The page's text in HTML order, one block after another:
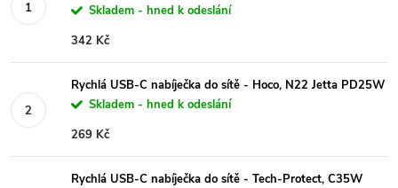
Skladem - hned k odeslání
342 Kč
Rychlá USB-C nabíječka do sítě - Hoco, N22 Jetta PD25W
Skladem - hned k odeslání
269 Kč
Rychlá USB-C nabíječka do sítě - Tech-Protect, C35W